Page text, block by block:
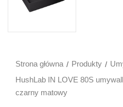
Strona główna Produkty
HushLab IN LOVE 80S
czarny matowy